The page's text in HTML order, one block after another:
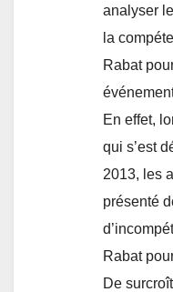
analyser
la
Rabat
En effet,
qui s’est
2013, les
présenté
Rabat
De